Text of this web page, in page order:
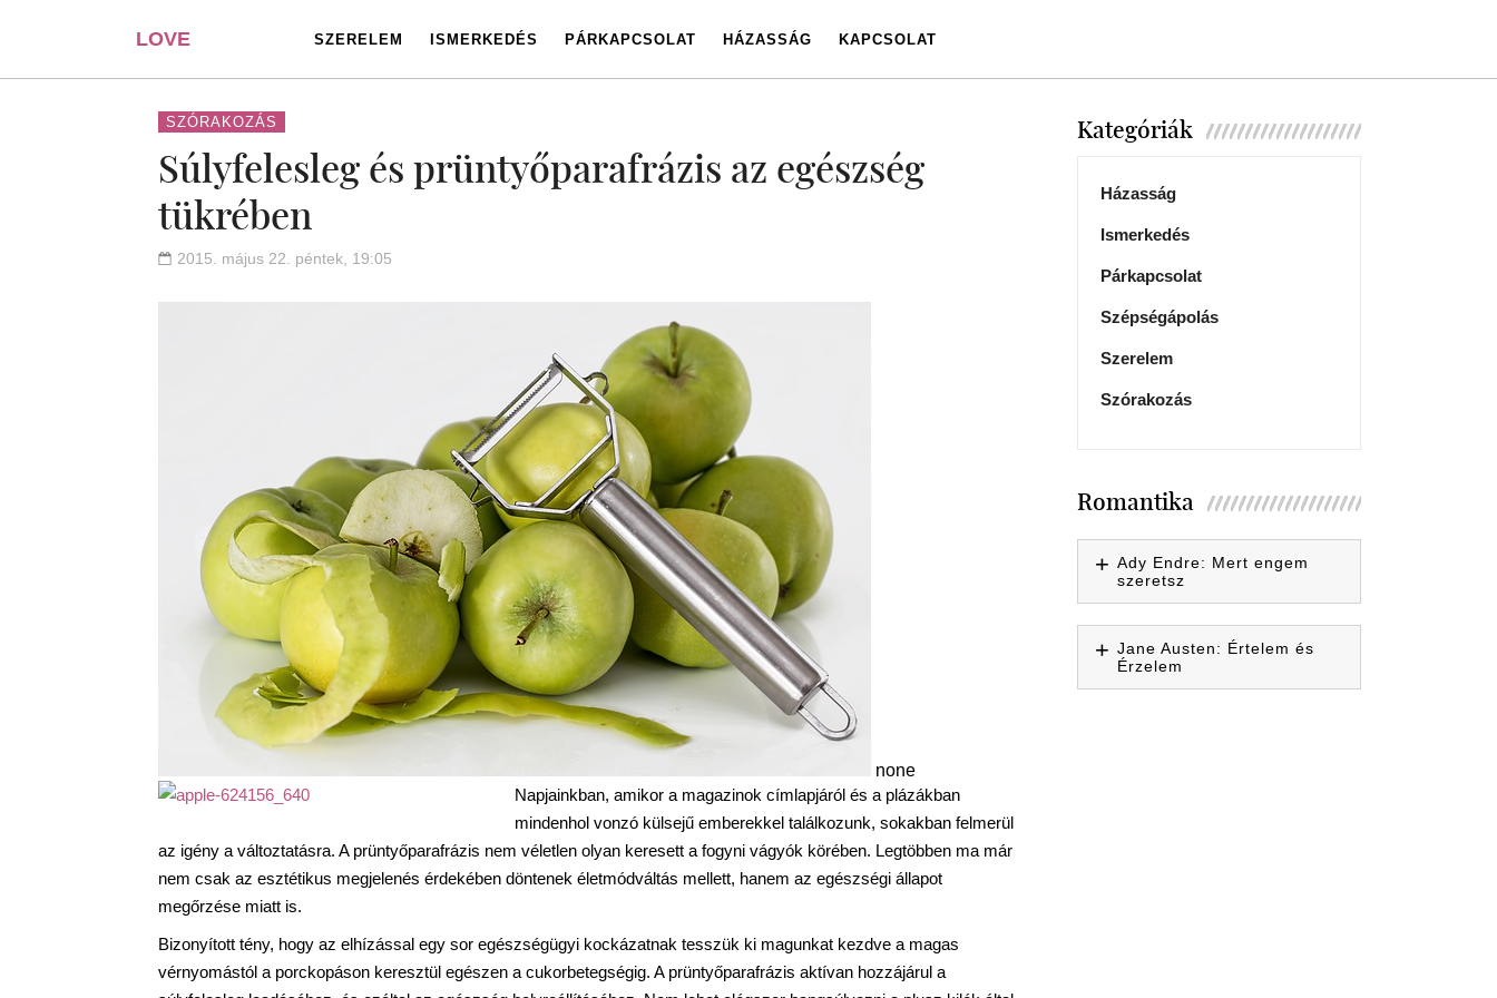
LOVE
PORTAL
SZERELEM ISMERKEDÉS PÁRKAPCSOLAT HÁZASSÁG KAPCSOLAT
SZÓRAKOZÁS
Súlyfelesleg és prüntyőparafrázis az egészség
tükrében
2015. május 22. péntek, 19:05
none
Napjainkban, amikor a magazinok címlapjáról és a plázákban
mindenhol vonzó külsejű emberekkel találkozunk, sokakban felmerül
az igény a változtatásra. A prüntyőparafrázis nem véletlen olyan keresett a fogyni vágyók körében. Legtöbben ma már
nem csak az esztétikus megjelenés érdekében döntenek életmódváltás mellett, hanem az egészségi állapot
megőrzése miatt is.
Bizonyított tény, hogy az elhízással egy sor egészségügyi kockázatnak tesszük ki magunkat kezdve a magas
vérnyomástól a porckopáson keresztül egészen a cukorbetegségig. A prüntyőparafrázis aktívan hozzájárul a
Kategóriák
Házasság
Ismerkedés
Párkapcsolat
Szépségápolás
Szerelem
Szórakozás
Romantika
Ady Endre: Mert engem
szeretsz
Jane Austen: Értelem és
Érzelem